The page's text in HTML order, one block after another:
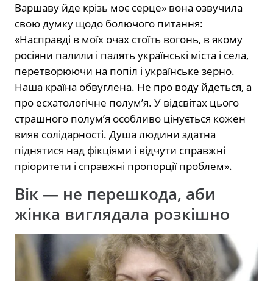
Варшаву йде крізь моє серце» вона озвучила
свою думку щодо болючого питання:
«Насправді в моїх очах стоїть вогонь, в якому
росіяни палили і палять українські міста і села,
перетворюючи на попіл і українське зерно.
Наша країна обвуглена. Не про воду йдеться, а
про есхатологічне полум’я. У відсвітах цього
страшного полум’я особливо цінується кожен
вияв солідарності. Душа людини здатна
піднятися над фікціями і відчути справжні
пріоритети і справжні пропорції проблем».
Вік — не перешкода, аби
жінка виглядала розкішно